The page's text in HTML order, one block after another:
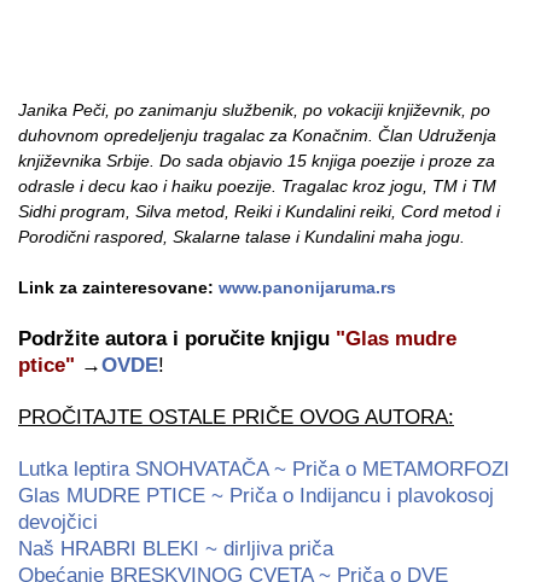
Janika Peči, po zanimanju službenik, po vokaciji književnik, po
duhovnom opredeljenju tragalac za Konačnim. Član Udruženja
književnika Srbije. Do sada objavio 15 knjiga poezije i proze za
odrasle i decu kao i haiku poezije. Tragalac kroz jogu, TM i TM
Sidhi program, Silva metod, Reiki i Kundalini reiki, Cord metod i
Porodični raspored, Skalarne talase i Kundalini maha jogu.
Link za zainteresovane: www.panonijaruma.rs
Podržite autora i poručite knjigu "Glas mudre
ptice" →OVDE!
PROČITAJTE OSTALE PRIČE OVOG AUTORA:
Lutka leptira SNOHVATAČA ~ Priča o METAMORFOZI
Glas MUDRE PTICE ~ Priča o Indijancu i plavokosoj
devojčici
Naš HRABRI BLEKI ~ dirljiva priča
Obećanje BRESKVINOG CVETA ~ Priča o DVE